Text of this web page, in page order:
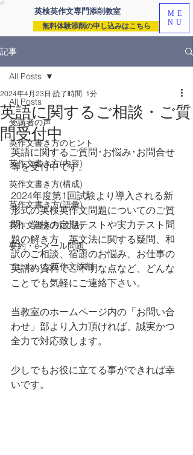
英検英作文専門添削教室
無料体験添削の申し込みはこちら
ME
NU
記事
All Posts
受講者の声
英作文書き方のヒント
英作文書き方(内容)
英作文書き方(構成)
英作文書き方(語彙)
英作文書き方(文法)
要約・e-メール問題
ていねいな英作文添削
All Posts
英語に関するご相談・ご質
問受付中
2024年4月23日 読了時間: 1分
英語に関するご質問･お悩み･お問合せ
等を受付中です。
2024年度第1回試験より導入される新
形式の英検英作文問題についてのご質
問、学校の定期テストや実力テスト問
題の解き方、英文法に関する疑問、和
訳のご相談、宿題のお悩み、お仕事の
英語の資料でご不明な点など、どんな
ことでも気軽にご連絡下さい。
当教室のホームページ内の「お問い合
わせ」部より入力頂ければ、誠実かつ
全力で対応致します。
少しでもお役に立てる事ができれば幸
いです。